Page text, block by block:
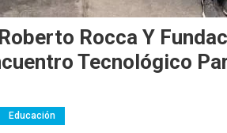
Rocca Y
Tecnológico
Educación